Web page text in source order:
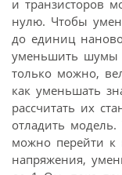
и транзисторов
нулю. Чтобы
до единиц
уменьшить шумы
только можно,
как уменьшать
рассчитать их
отладить модель.
можно перейти к
напряжения,